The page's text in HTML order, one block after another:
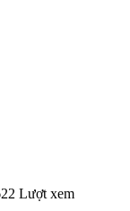
Lượt xem